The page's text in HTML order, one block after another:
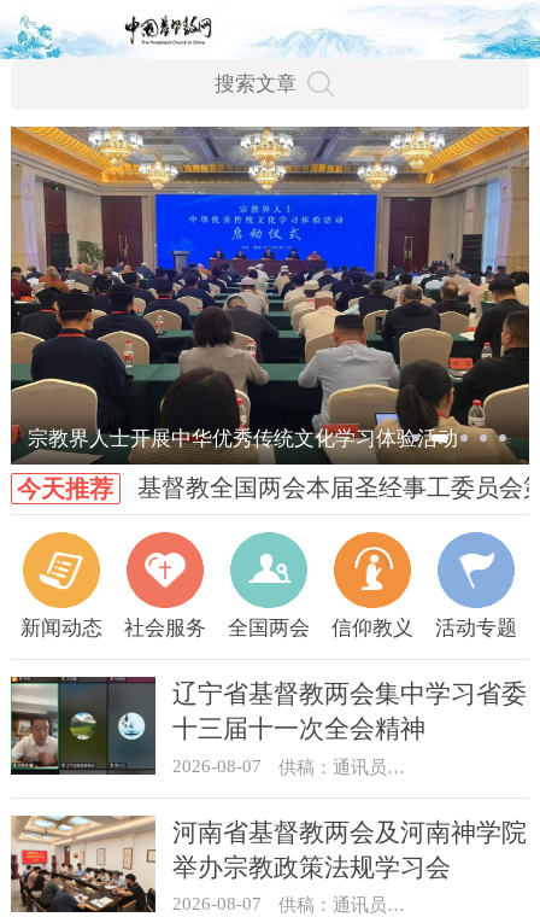
宗教界人士开展中华优秀传统文化学习体验活动
今天推荐 基督教全国两会本届圣经事工委员会
新闻动态 社会服务 全国两会 信仰教义 活动专题
辽宁省基督教两会集中学习省委
十三届十一次全会精神
2026-08-07 供稿：通讯员 顾利民
河南省基督教两会及河南神学院
举办宗教政策法规学习会
2026-08-07 供稿：通讯员 靳新元